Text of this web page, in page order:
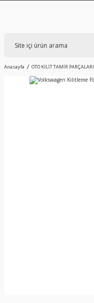
Anasayfa OTO KİLİT TAMİR PARÇALARI